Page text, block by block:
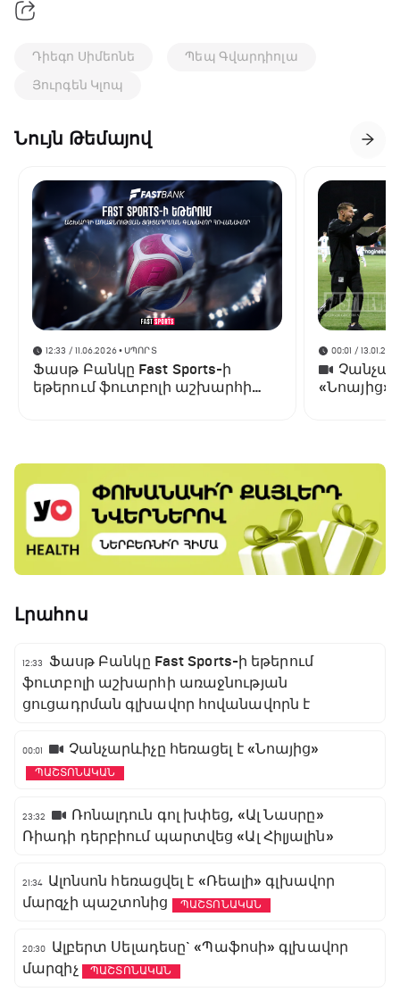
Դիեգո Սիմեոնե
Պեպ Գվարդիոլա
Յուրգեն Կլոպ
Նույն Թեմայով
12:33 / 11.06.2026• ՍՊՈՐՏ
Ֆասթ Բանկը Fast Sports-ի
եթերում ֆուտբոլի աշխարհի
00:01 /
«Նոայից»
Լրահոս
12:33
Ֆասթ Բանկը Fast Sports-ի եթերում
ֆուտբոլի աշխարհի առաջնության
ցուցադրման գլխավոր հովանավորն է
00:01 Չանչարևիչը հեռացել է «Նոայից»
ՊԱՇՏՈՆԱԿԱՆ
23:32
Ռոնալդուն գոլ խփեց, «Ալ Նասրը»
Ռիադի դերբիում պարտվեց «Ալ Հիլյալին»
21:34 Ալոնսոն հեռացվել է «Ռեալի» գլխավոր
մարզչի պաշտոնից
ՊԱՇՏՈՆԱԿԱՆ
20:30
Ալբերտ Սելադեսը` «Պաֆոսի» գլխավոր
մարզիչ
ՊԱՇՏՈՆԱԿԱՆ